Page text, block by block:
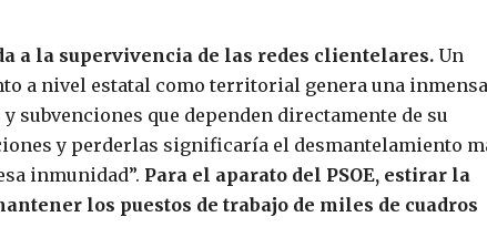
a la supervivencia de las redes clientelares. Un
a nivel estatal como territorial genera una inmensa
subvenciones que dependen directamente de su
y perderlas significaría el desmantelamiento
inmunidad”. Para el aparato del PSOE, estirar la
los puestos de trabajo de miles de cuadros